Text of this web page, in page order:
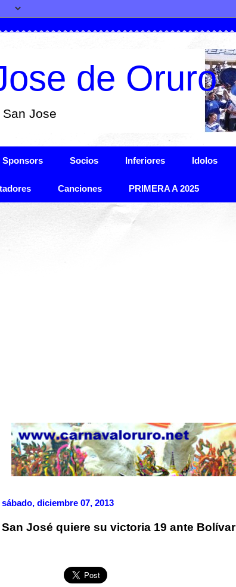
de Oruro
Jose
Sponsors Socios Inferiores Idolos
Canciones PRIMERA A 2025
sábado, diciembre 07, 2013
San José quiere su victoria 19 ante Bolívar